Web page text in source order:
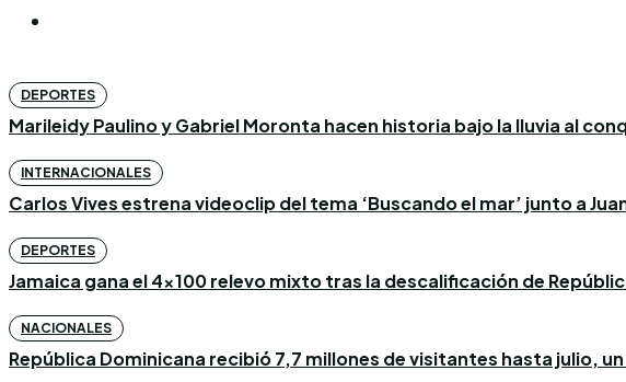
DEPORTES
Marileidy Paulino y Gabriel Moronta hacen historia bajo la lluvia al
INTERNACIONALES
Carlos Vives estrena videoclip del tema ‘Buscando el mar’ junto a
DEPORTES
Jamaica gana el 4×100 relevo mixto tras la descalificación de
NACIONALES
República Dominicana recibió 7,7 millones de visitantes hasta julio,